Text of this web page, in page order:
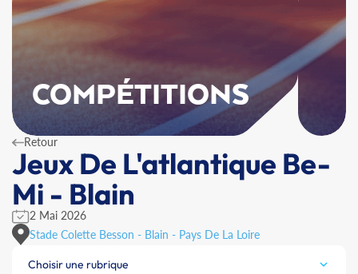
COMPÉTITIONS
Retour
Jeux De L'atlantique Be-
Mi - Blain
2 Mai 2026
Stade Colette Besson - Blain - Pays De La Loire
Choisir une rubrique